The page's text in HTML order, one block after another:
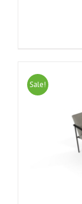
Sale!